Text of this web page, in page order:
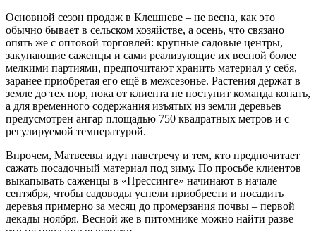
Основной сезон продаж в Клешневе – не весна, как это
обычно бывает в сельском хозяйстве, а осень, что связано
опять же с оптовой торговлей: крупные садовые центры,
закупающие саженцы и сами реализующие их весной более
мелкими партиями, предпочитают хранить материал у себя,
заранее приобретая его ещё в межсезонье. Растения держат в
земле до тех пор, пока от клиента не поступит команда копать,
а для временного содержания изъятых из земли деревьев
предусмотрен ангар площадью 750 квадратных метров и с
регулируемой температурой.
Впрочем, Матвеевы идут навстречу и тем, кто предпочитает
сажать посадочный материал под зиму. По просьбе клиентов
выкапывать саженцы в «Прессинге» начинают в начале
сентября, чтобы садоводы успели приобрести и посадить
деревья примерно за месяц до промерзания почвы – первой
декады ноября. Весной же в питомнике можно найти разве